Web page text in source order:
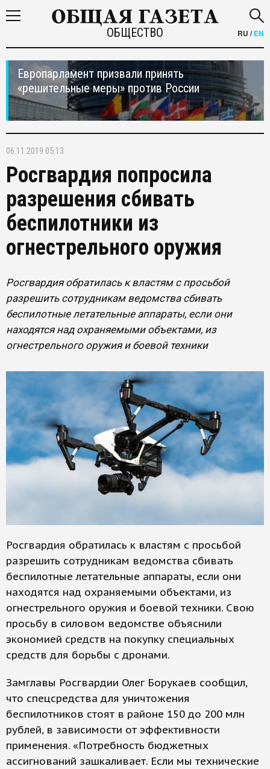
ОБЩЕСТВО RU /EN
Европарламент призвали принять
«решительные меры» против России
06.11.2019 05:13
Росгвардия попросила
разрешения сбивать
беспилотники из
огнестрельного оружия
Росгвардия обратилась к властям с просьбой
разрешить сотрудникам ведомства сбивать
беспилотные летательные аппараты, если они
находятся над охраняемыми объектами, из
огнестрельного оружия и боевой техники
Росгвардия обратилась к властям с просьбой
разрешить сотрудникам ведомства сбивать
беспилотные летательные аппараты, если они
находятся над охраняемыми объектами, из
огнестрельного оружия и боевой техники. Свою
просьбу в силовом ведомстве объяснили
экономией средств на покупку специальных
средств для борьбы с дронами.
Замглавы Росгвардии Олег Борукаев сообщил,
что спецсредства для уничтожения
беспилотников стоят в районе 150 до 200 млн
рублей, в зависимости от эффективности
применения. «Потребность бюджетных
ассигнований зашкаливает. Если мы технические